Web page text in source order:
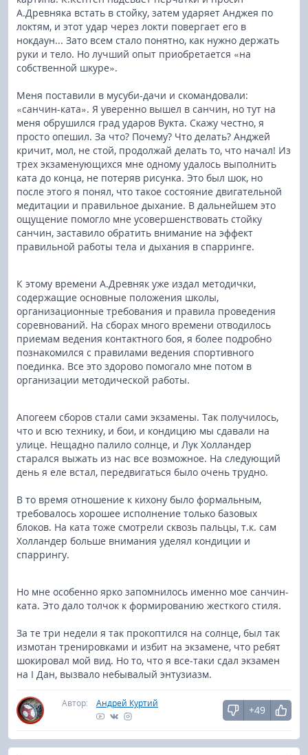
А.Древняка встать в стойку, затем ударяет Анджея по
локтям, и этот удар через локти повергает его в
нокдаун... Зато всем стало понятно, как нужно держать
руки и тело. Но лучший опыт приобретается «на
собственной шкуре».
Меня поставили в мусуби-дачи и скомандовали:
«санчин-ката». Я уверенно вышел в санчин, но тут на
меня обрушился град ударов Вукта. Скажу честно, я
просто опешил. За что? Почему? Что делать? Анджей
кричит, мол, не стой, продолжай делать то, что начал! Из
трех экзаменующихся мне одному удалось выполнить
ката до конца, не потеряв рисунка. Это был шок, но
после этого я понял, что такое состояние двигательной
медитации и правильное дыхание. В дальнейшем это
ощущение помогло мне усовершенствовать стойку
санчин, заставило обратить внимание на эффект
правильной работы тела и дыхания в спарринге.
К этому времени А.Древняк уже издал методички,
содержащие основные положения школы,
организационные требования и правила проведения
соревнований. На сборах много времени отводилось
приемам ведения контактного боя, я более подробно
познакомился с правилами ведения спортивного
поединка. Все это здорово помогало мне потом в
организации методической работы.
Апогеем сборов стали сами экзамены. Так получилось,
что и всю технику, и бои, и кондицию мы сдавали на
улице. Нещадно палило солнце, и Лук Холландер
старался выжать из нас все возможное. На следующий
день я еле встал, передвигаться было очень трудно.
В то время отношение к кихону было формальным,
требовалось хорошее исполнение только базовых
блоков. На ката тоже смотрели сквозь пальцы, т.к. сам
Холландер больше внимания уделял кондиции и
спаррингу.
Но мне особенно ярко запомнилось именно мое санчин-
ката. Это дало толчок к формированию жесткого стиля.
За те три недели я так прокоптился на солнце, был так
измотан тренировками и избит на экзамене, что ребят
шокировал мой вид. Но то, что я все-таки сдал экзамен
на I Дан, вызвало небывалый энтузиазм.
Автор: Андрей Куртий
+49